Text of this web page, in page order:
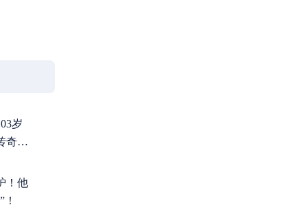
岁
奇谢
！他